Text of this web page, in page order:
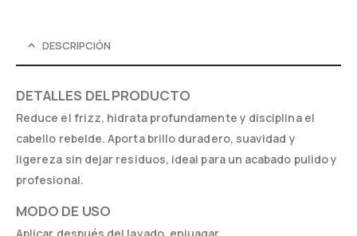
DESCRIPCIÓN
DETALLES DEL PRODUCTO
Reduce el frizz, hidrata profundamente y disciplina el
cabello rebelde. Aporta brillo duradero, suavidad y
ligereza sin dejar residuos, ideal para un acabado pulido y
profesional.
MODO DE USO